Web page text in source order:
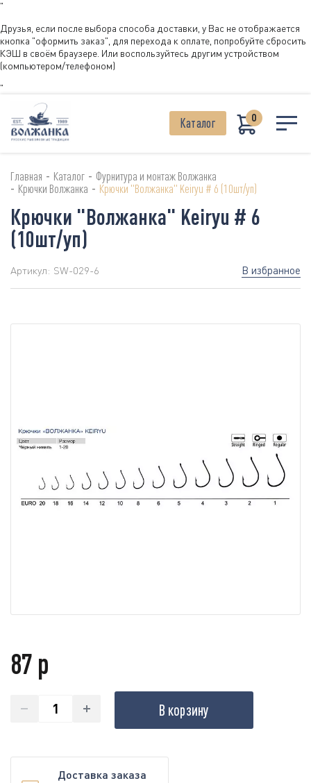
"
Друзья, если после выбора способа доставки, у Вас не отображается
кнопка "оформить заказ", для перехода к оплате, попробуйте сбросить
КЭШ в своём браузере. Или воспользуйтесь другим устройством
(компьютером/телефоном)
"
Каталог 0
Главная - Каталог - Фурнитура и монтаж Волжанка
- Крючки Волжанка - Крючки "Волжанка" Keiryu # 6 (10шт/уп)
Крючки "Волжанка" Keiryu # 6
(10шт/уп)
Артикул: SW-029-6 В избранное
87 р
В корзину
Доставка заказа